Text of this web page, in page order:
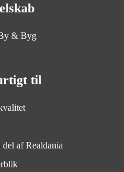
& Byg
til
af Realdania